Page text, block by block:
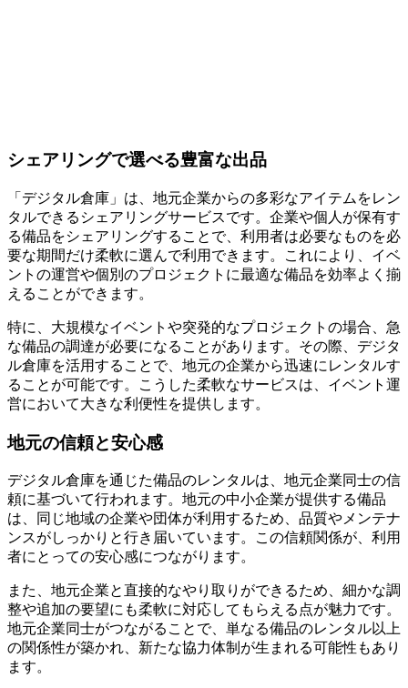
シェアリングで選べる豊富な出品
「デジタル倉庫」は、地元企業からの多彩なアイテムをレン
タルできるシェアリングサービスです。企業や個人が保有す
る備品をシェアリングすることで、利用者は必要なものを必
要な期間だけ柔軟に選んで利用できます。これにより、イベ
ントの運営や個別のプロジェクトに最適な備品を効率よく揃
えることができます。
特に、大規模なイベントや突発的なプロジェクトの場合、急
な備品の調達が必要になることがあります。その際、デジタ
ル倉庫を活用することで、地元の企業から迅速にレンタルす
ることが可能です。こうした柔軟なサービスは、イベント運
営において大きな利便性を提供します。
地元の信頼と安心感
デジタル倉庫を通じた備品のレンタルは、地元企業同士の信
頼に基づいて行われます。地元の中小企業が提供する備品
は、同じ地域の企業や団体が利用するため、品質やメンテナ
ンスがしっかりと行き届いています。この信頼関係が、利用
者にとっての安心感につながります。
また、地元企業と直接的なやり取りができるため、細かな調
整や追加の要望にも柔軟に対応してもらえる点が魅力です。
地元企業同士がつながることで、単なる備品のレンタル以上
の関係性が築かれ、新たな協力体制が生まれる可能性もあり
ます。